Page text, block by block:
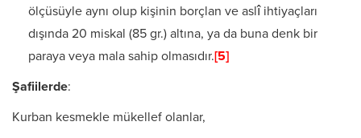
ölçüsüyle aynı olup kişinin borçlan ve aslî ihtiyaçları
dışında 20 miskal (85 gr.) altına, ya da buna denk bir
paraya veya mala sahip olmasıdır.[5]
Şafiilerde:
Kurban kesmekle mükellef olanlar,